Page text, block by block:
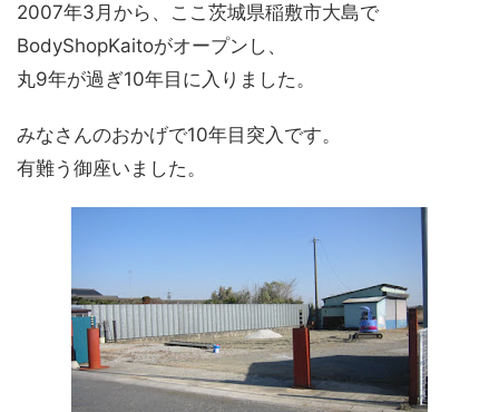
2007年3月から、ここ茨城県稲敷市大島で
BodyShopKaitoがオープンし、
丸9年が過ぎ10年目に入りました。
みなさんのおかげで10年目突入です。
有難う御座いました。